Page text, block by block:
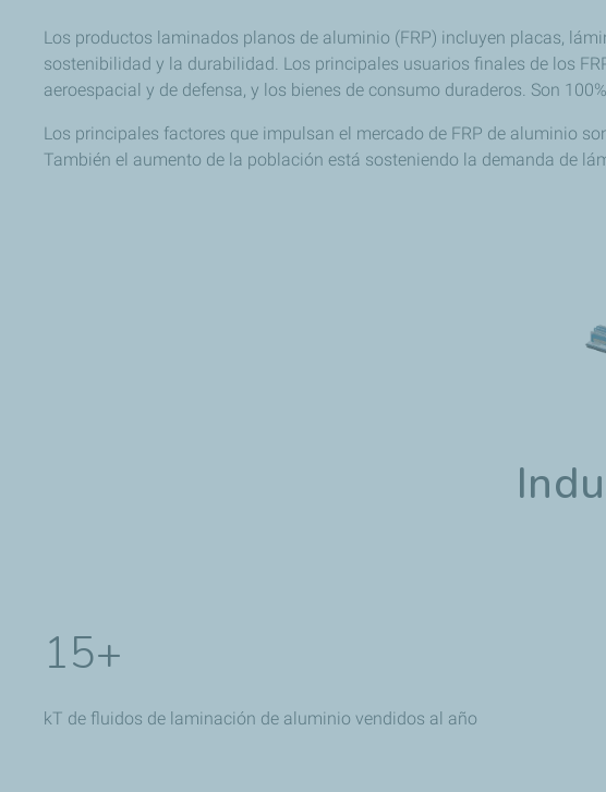
Los productos laminados planos de aluminio (FRP) incluyen placas,
sostenibilidad y la durabilidad. Los principales usuarios finales de los
aeroespacial y de defensa, y los bienes de consumo duraderos. Son
Los principales factores que impulsan el mercado de FRP de aluminio
También el aumento de la población está sosteniendo la demanda de
15+
kT de fluidos de laminación de aluminio vendidos al año